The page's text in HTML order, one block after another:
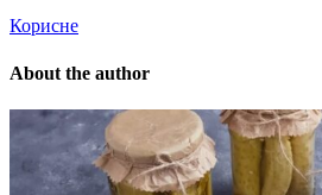
Корисне
About the author